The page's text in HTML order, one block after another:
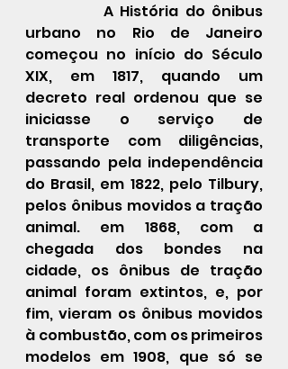
  A História do ônibus
urbano no Rio de Janeiro
começou no início do Século
XIX, em 1817, quando um
decreto real ordenou que se
iniciasse o serviço de
transporte com diligências,
passando pela independência
do Brasil, em 1822, pelo Tilbury,
pelos ônibus movidos a tração
animal. em 1868, com a
chegada dos bondes na
cidade, os ônibus de tração
animal foram extintos, e, por
fim, vieram os ônibus movidos
à combustão, com os primeiros
modelos em 1908, que só se